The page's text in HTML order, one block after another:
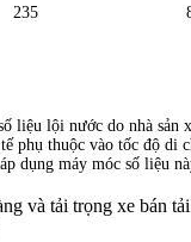
235
liệu lội nước do nhà sản
phụ thuộc vào tốc độ di
dụng máy móc số liệu
và tải trọng xe bán